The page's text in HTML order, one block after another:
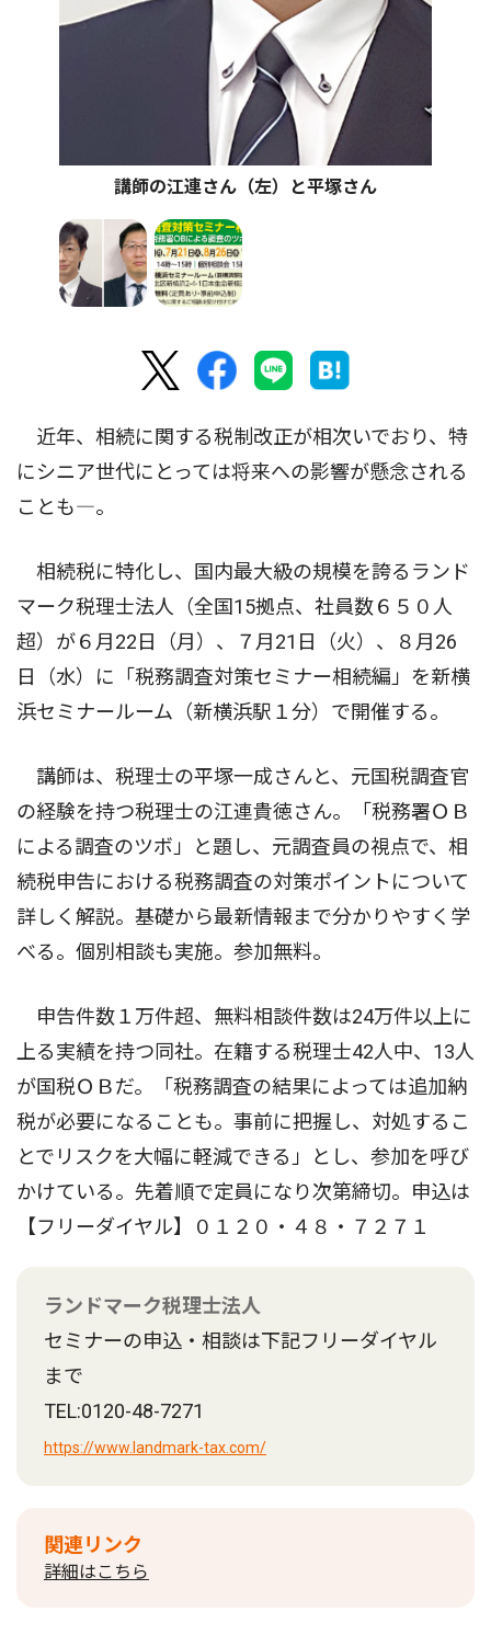
講師の江連さん（左）と平塚さん
近年、相続に関する税制改正が相次いでおり、特
にシニア世代にとっては将来への影響が懸念される
ことも―。
相続税に特化し、国内最大級の規模を誇るランド
マーク税理士法人（全国15拠点、社員数６５０人
超）が６月22日（月）、７月21日（火）、８月26
日（水）に「税務調査対策セミナー相続編」を新横
浜セミナールーム（新横浜駅１分）で開催する。
講師は、税理士の平塚一成さんと、元国税調査官
の経験を持つ税理士の江連貴徳さん。「税務署ＯＢ
による調査のツボ」と題し、元調査員の視点で、相
続税申告における税務調査の対策ポイントについて
詳しく解説。基礎から最新情報まで分かりやすく学
べる。個別相談も実施。参加無料。
申告件数１万件超、無料相談件数は24万件以上に
上る実績を持つ同社。在籍する税理士42人中、13人
が国税ＯＢだ。「税務調査の結果によっては追加納
税が必要になることも。事前に把握し、対処するこ
とでリスクを大幅に軽減できる」とし、参加を呼び
かけている。先着順で定員になり次第締切。申込は
【フリーダイヤル】０１２０・４８・７２７１
ランドマーク税理士法人
セミナーの申込・相談は下記フリーダイヤル
まで
TEL:0120-48-7271
https://www.landmark-tax.com/
関連リンク
詳細はこちら